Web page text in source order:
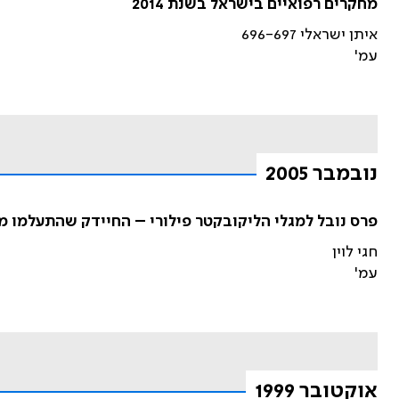
מחקרים רפואיים בישראל בשנת 2014
איתן ישראלי 696-697
עמ'
נובמבר 2005
פרס נובל למגלי הליקובקטר פילורי – החיידק שהתעלמו
חגי לוין
עמ'
אוקטובר 1999